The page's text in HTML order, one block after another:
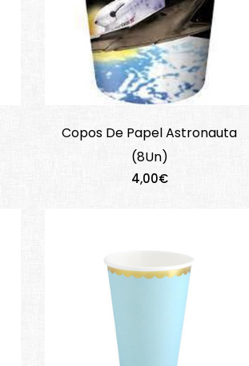
Copos De Papel Astronauta
(8Un)
4,00€